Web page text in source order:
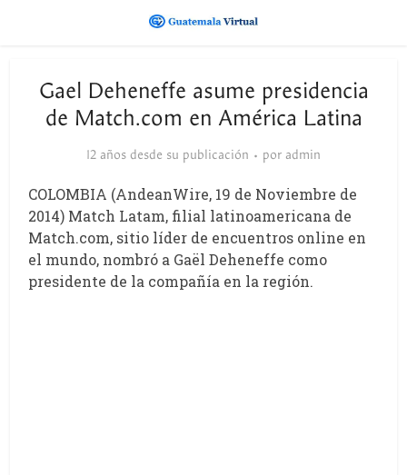
Gael Deheneffe asume presidencia
de Match.com en América Latina
12 años desde su publicación por admin
COLOMBIA (AndeanWire, 19 de Noviembre de
2014) Match Latam, filial latinoamericana de
Match.com, sitio líder de encuentros online en
el mundo, nombró a Gaël Deheneffe como
presidente de la compañía en la región.